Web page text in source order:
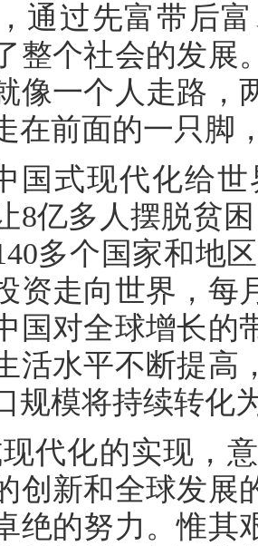
通过先富带后
整个社会的发展
像一个人走路，
在前面的一只脚
国式现代化给
8亿多人摆脱贫
多个国家和地
资走向世界，每
国对全球增长的
活水平不断提高
规模将持续转化
代化的实现，
创新和全球发展
绝的努力 。惟其